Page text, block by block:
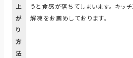
上
が
り
方
法
うと食感が落ちてしまいます。 キッ
解凍をお薦めしております。